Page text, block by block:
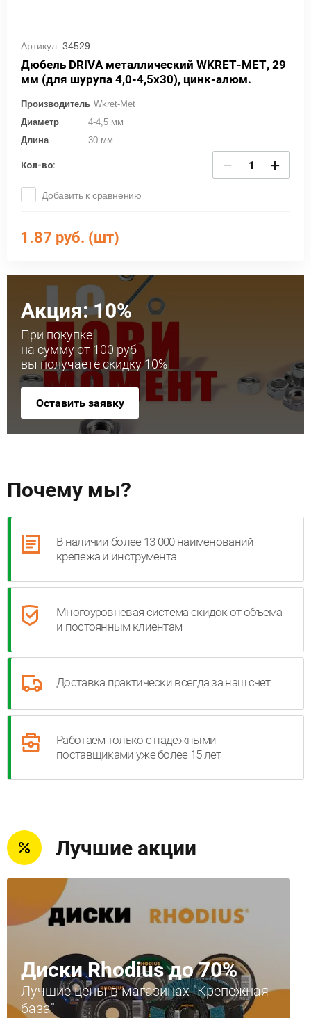
Акция: 10%
При покупке
на сумму от 100 руб -
вы получаете скидку 10%
Оставить заявку
Почему мы?
В наличии более 13 000 наименований
крепежа и инструмента
Многоуровневая система скидок от объема
и постоянным клиентам
Доставка практически всегда за наш счет
Работаем только с надежными
поставщиками уже более 15 лет
Артикул: 34529
Дюбель DRIVA металлический WKRET-MET, 29
мм (для шурупа 4,0-4,5х30), цинк-алюм.
Производитель Wkret-Met
Диаметр
4-4,5 мм
Длина
30 мм
Кол-во: − +
Добавить к сравнению
1.87 руб. (шт)
Лучшие акции
Диски Rhodius до 70%
Лучшие цены в магазинах "Крепежная
база"